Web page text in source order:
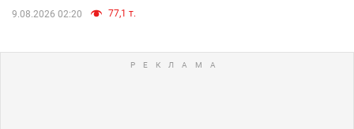
9.08.2026 02:20 77,1 т.